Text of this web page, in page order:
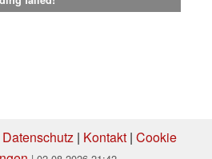
Datenschutz| Kontakt| Cookie